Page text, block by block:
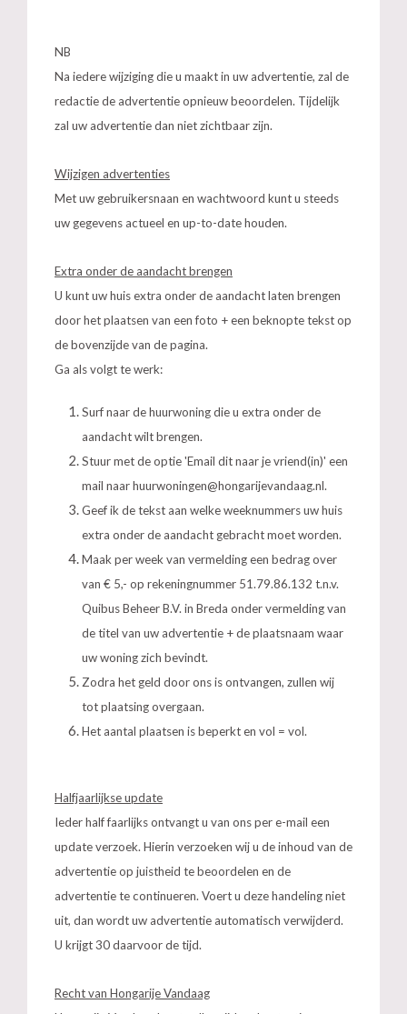
NB
Na iedere wijziging die u maakt in uw advertentie, zal de
redactie de advertentie opnieuw beoordelen. Tijdelijk
zal uw advertentie dan niet zichtbaar zijn.
Wijzigen advertenties
Met uw gebruikersnaan en wachtwoord kunt u steeds
uw gegevens actueel en up-to-date houden.
Extra onder de aandacht brengen
U kunt uw huis extra onder de aandacht laten brengen
door het plaatsen van een foto + een beknopte tekst op
de bovenzijde van de pagina.
Ga als volgt te werk:
Surf naar de huurwoning die u extra onder de
aandacht wilt brengen.
Stuur met de optie 'Email dit naar je vriend(in)' een
mail naarhuurwoningen@hongarijevandaag.nl.
Geef ik de tekst aan welke weeknummers uw huis
extra onder de aandacht gebracht moet worden.
Maak per week van vermelding een bedrag over
van € 5,- op rekeningnummer 51.79.86.132 t.n.v.
Quibus Beheer B.V. in Breda onder vermelding van
de titel van uw advertentie + de plaatsnaam waar
uw woning zich bevindt.
Zodra het geld door ons is ontvangen, zullen wij
tot plaatsing overgaan.
Het aantal plaatsen is beperkt en vol = vol.
Halfjaarlijkse update
Ieder half faarlijks ontvangt u van ons per e-mail een
update verzoek. Hierin verzoeken wij u de inhoud van de
advertentie op juistheid te beoordelen en de
advertentie te continueren. Voert u deze handeling niet
uit, dan wordt uw advertentie automatisch verwijderd.
U krijgt 30 daarvoor de tijd.
Recht van Hongarije Vandaag